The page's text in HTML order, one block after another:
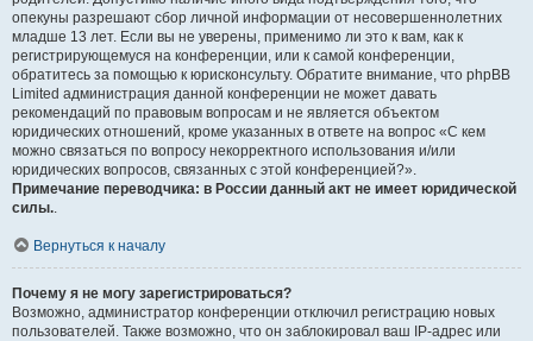
опекуны разрешают сбор личной информации от несовершеннолетних
младше 13 лет. Если вы не уверены, применимо ли это к вам, как к
регистрирующемуся на конференции, или к самой конференции,
обратитесь за помощью к юрисконсульту. Обратите внимание, что phpBB
Limited администрация данной конференции не может давать
рекомендаций по правовым вопросам и не является объектом
юридических отношений, кроме указанных в ответе на вопрос «С кем
можно связаться по вопросу некорректного использования и/или
юридических вопросов, связанных с этой конференцией?».
Примечание переводчика: в России данный акт не имеет юридической
силы..
Вернуться к началу
Почему я не могу зарегистрироваться?
Возможно, администратор конференции отключил регистрацию новых
пользователей. Также возможно, что он заблокировал ваш IP-адрес или